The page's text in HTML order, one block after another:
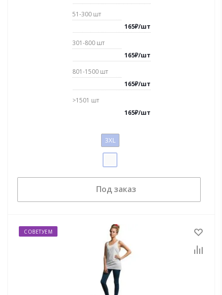
51-300 шт
165₽/шт
301-800 шт
165₽/шт
801-1500 шт
165₽/шт
>1501 шт
165₽/шт
3XL
Под заказ
СОВЕТУЕМ